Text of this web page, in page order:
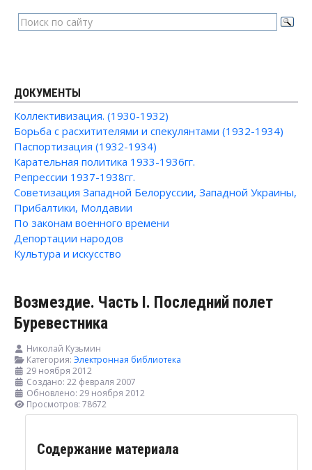
ДОКУМЕНТЫ
Коллективизация. (1930-1932)
Борьба с расхитителями и спекулянтами (1932-1934)
Паспортизация (1932-1934)
Карательная политика 1933-1936гг.
Репрессии 1937-1938гг.
Советизация Западной Белоруссии, Западной Украины,
Прибалтики, Молдавии
По законам военного времени
Депортации народов
Культура и искусство
Возмездие. Часть I. Последний полет
Буревестника
Николай Кузьмин
Категория: Электронная библиотека
29 ноября 2012
Создано: 22 февраля 2007
Обновлено: 29 ноября 2012
Просмотров: 78672
Содержание материала